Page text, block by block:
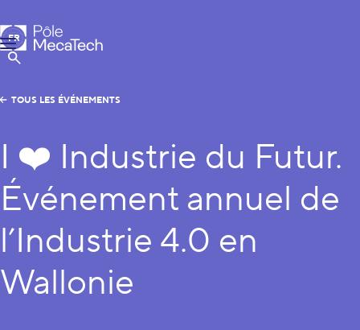
Pôle MecaTech
Menu
Afficher la Recherche
FR
EN
TOUS LES ÉVÉNEMENTS
I ❤️ Industrie du Futur.
Événement annuel de
l’Industrie 4.0 en
Wallonie